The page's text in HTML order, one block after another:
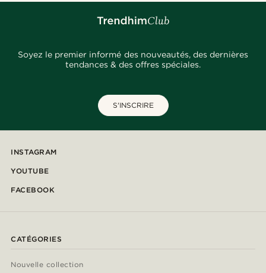
Soyez le premier informé des nouveautés, des dernières
tendances & des offres spéciales.
S'INSCRIRE
INSTAGRAM
YOUTUBE
FACEBOOK
CATÉGORIES
Nouvelle collection